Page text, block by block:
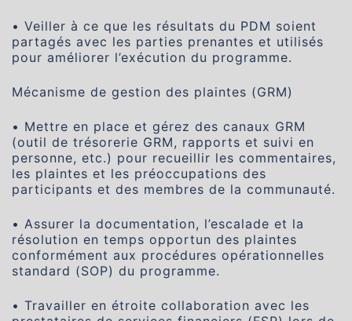
• Veiller à ce que les résultats du PDM soient
partagés avec les parties prenantes et utilisés
pour améliorer l’exécution du programme.
Mécanisme de gestion des plaintes (GRM)
• Mettre en place et gérez des canaux GRM
(outil de trésorerie GRM, rapports et suivi en
personne, etc.) pour recueillir les commentaires,
les plaintes et les préoccupations des
participants et des membres de la communauté.
• Assurer la documentation, l’escalade et la
résolution en temps opportun des plaintes
conformément aux procédures opérationnelles
standard (SOP) du programme.
• Travailler en étroite collaboration avec les